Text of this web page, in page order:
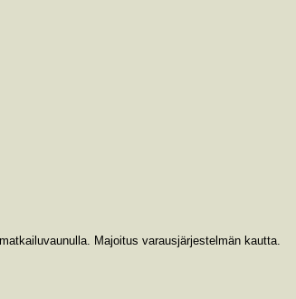
Majoitus varausjärjestelmän kautta.